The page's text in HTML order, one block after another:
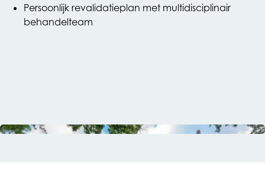
Persoonlijk revalidatieplan met multidisciplinair
behandelteam